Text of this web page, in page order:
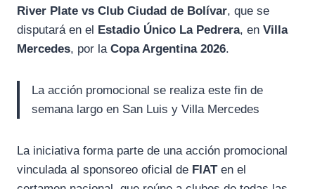
River Plate vs Club Ciudad de Bolívar, que se
disputará en el Estadio Único La Pedrera, en Villa
Mercedes, por la Copa Argentina 2026.
La acción promocional se realiza este fin de
semana largo en San Luis y Villa Mercedes
La iniciativa forma parte de una acción promocional
vinculada al sponsoreo oficial de FIATen el